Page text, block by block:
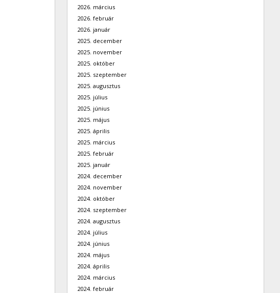
2026. március
2026. február
2026. január
2025. december
2025. november
2025. október
2025. szeptember
2025. augusztus
2025. július
2025. június
2025. május
2025. április
2025. március
2025. február
2025. január
2024. december
2024. november
2024. október
2024. szeptember
2024. augusztus
2024. július
2024. június
2024. május
2024. április
2024. március
2024. február